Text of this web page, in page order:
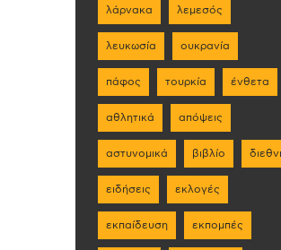
λάρνακα λεμεσός
λευκωσία ουκρανία
πάφος τουρκία ένθετα
αθλητικά απόψεις
αστυνομικά βιβλίο
ειδήσεις εκλογές
εκπαίδευση εκπομπές